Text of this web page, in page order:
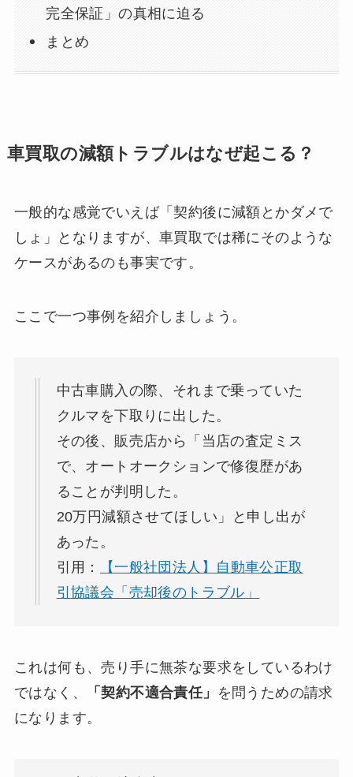
完全保証」の真相に迫る
まとめ
車買取の減額トラブルはなぜ起こる？
一般的な感覚でいえば「契約後に減額とかダメで
しょ」となりますが、車買取では稀にそのような
ケースがあるのも事実です。
ここで一つ事例を紹介しましょう。
中古車購入の際、それまで乗っていた
クルマを下取りに出した。
その後、販売店から「当店の査定ミス
で、オートオークションで修復歴があ
ることが判明した。
20万円減額させてほしい」と申し出が
あった。
引用：
【一般社団法人】自動車公正取
引協議会「売却後のトラブル」
これは何も、売り手に無茶な要求をしているわけ
ではなく、
「契約不適合責任」
を問うための請求
になります。